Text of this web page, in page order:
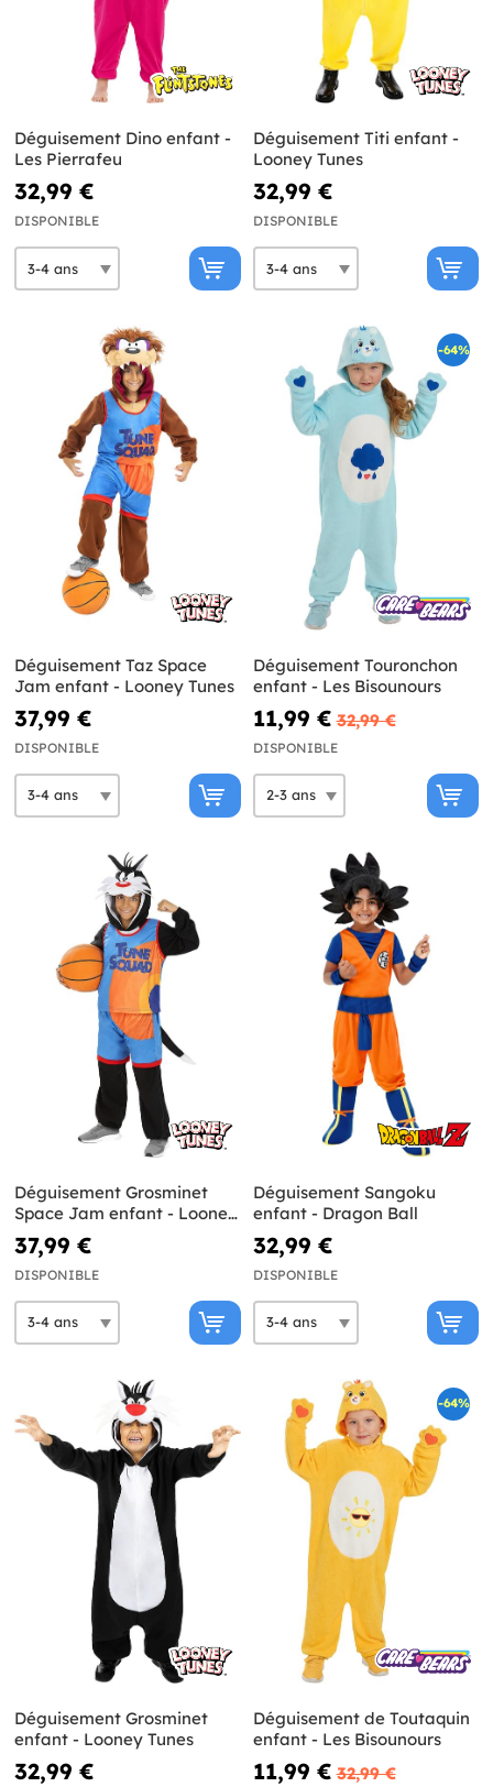
Déguisement Dino enfant -
Les Pierrafeu
32,99 €
DISPONIBLE
Déguisement Titi enfant -
Looney Tunes
32,99 €
DISPONIBLE
Déguisement Taz Space
Jam enfant - Looney Tunes
37,99 €
DISPONIBLE
-64%
Déguisement Touronchon
enfant - Les Bisounours
11,99 € 32,99 €
DISPONIBLE
Déguisement Grosminet
Space Jam enfant - Looney
Tunes
37,99 €
DISPONIBLE
Déguisement Sangoku
enfant - Dragon Ball
32,99 €
DISPONIBLE
Déguisement Grosminet
enfant - Looney Tunes
32,99 €
-64%
Déguisement de Toutaquin
enfant - Les Bisounours
11,99 € 32,99 €